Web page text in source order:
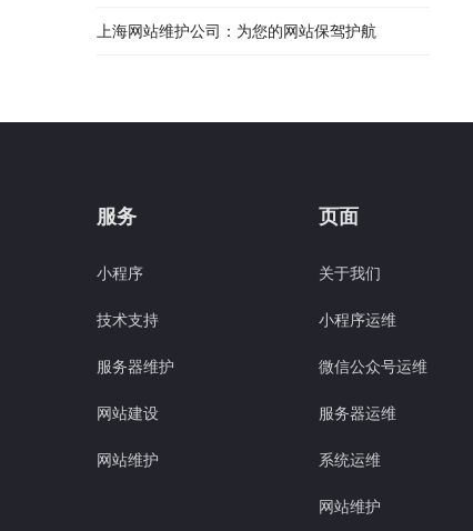
上海网站维护公司：为您的网站保驾护航
服务
小程序
技术支持
服务器维护
网站建设
网站维护
页面
关于我们
小程序运维
微信公众号运维
服务器运维
系统运维
网站维护